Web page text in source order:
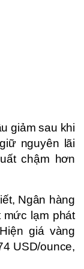
giảm sau khi
nguyên lãi
chậm hơn
Ngân hàng
lạm phát
giá vàng
USD/ounce,